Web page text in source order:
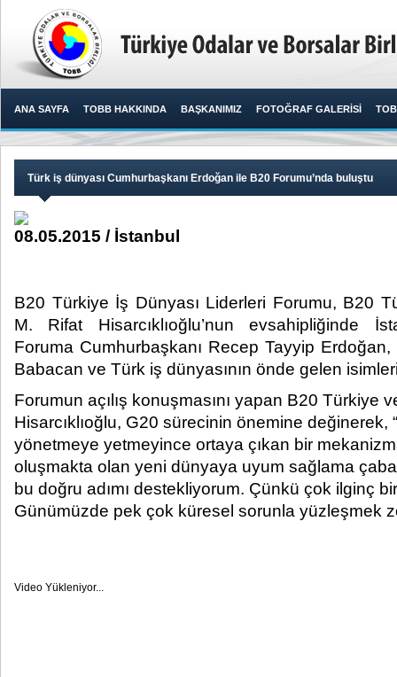
ANA SAYFA TOBB HAKKINDA BAŞKANIMIZ FOTOĞRAF GALERİSİ
Türk iş dünyası Cumhurbaşkanı Erdoğan ile B20 Forumu’nda buluştu
08.05.2015 / İstanbul
B20 Türkiye İş Dünyası Liderleri Forumu, B20
M. Rifat Hisarcıklıoğlu’nun evsahipliğinde
Foruma Cumhurbaşkanı Recep Tayyip Erdoğan,
Babacan ve Türk iş dünyasının önde gelen isimleri
Forumun açılış konuşmasını yapan B20 Türkiye
Hisarcıklıoğlu, G20 sürecinin önemine değinerek,
yönetmeye yetmeyince ortaya çıkan bir
oluşmakta olan yeni dünyaya uyum sağlama
bu doğru adımı destekliyorum. Çünkü çok ilginç
Günümüzde pek çok küresel sorunla yüzleşmek
Video Yükleniyor...